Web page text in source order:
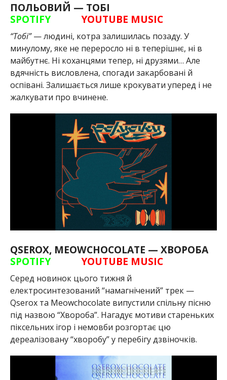
ПОЛЬОВИЙ — ТОБІ
SPOTIFY
YOUTUBE MUSIC
“Тобі”— людині, котра залишилась позаду. У
минулому, яке не переросло ні в теперішнє, ні в
майбутнє. Ні коханцями тепер, ні друзями… Але
вдячність висловлена, спогади закарбовані й
оспівані. Залишається лише крокувати уперед і не
жалкувати про вчинене.
QSEROX, MEOWCHOCOLATE — ХВОРОБА
SPOTIFY
YOUTUBE MUSIC
Серед новинок цього тижня й
електросинтезований “намагнічений” трек —
Qserox та Meowchocolate випустили спільну пісню
під назвою “Хвороба”. Нагадує мотиви стареньких
піксельних ігор і немовби розгортає цю
дереалізовану “хворобу” у перебігу дзвіночків.